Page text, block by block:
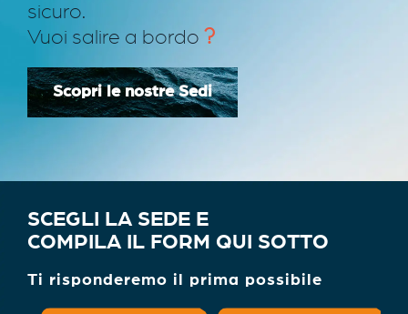
sicuro.
Vuoi salire a bordo ?
Scopri le nostre Sedi
SCEGLI LA SEDE E
COMPILA IL FORM QUI SOTTO
Ti risponderemo il prima possibile